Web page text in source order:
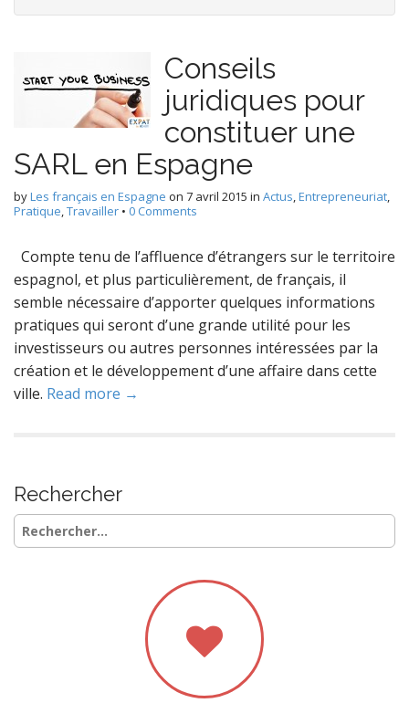
Conseils
juridiques pour
constituer une
SARL en Espagne
byLes français en Espagne on 7 avril 2015 in Actus,Entrepreneuriat,
Pratique,Travailler • 0 Comments
Compte tenu de l’affluence d’étrangers sur le territoire
espagnol, et plus particulièrement, de français, il
semble nécessaire d’apporter quelques informations
pratiques qui seront d’une grande utilité pour les
investisseurs ou autres personnes intéressées par la
création et le développement d’une affaire dans cette
ville. Read more →
Rechercher
Rechercher :